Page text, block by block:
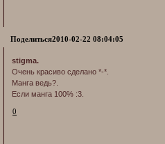
Поделиться2010-02-22 08:04:05
stigma.
Очень красиво сделано *-*.
Манга ведь?.
Если манга 100% :3.
0